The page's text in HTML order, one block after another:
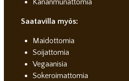
Kananmunattomia
Saatavilla myös:
Maidottomia
Soijattomia
Vegaanisia
Sokeroimattomia